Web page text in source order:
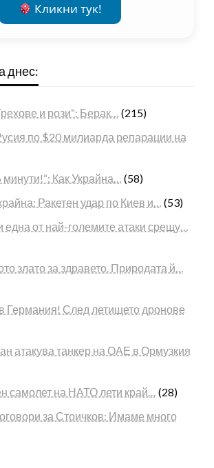
Кликни тук!
днес:
и рози“: Берак… (215)
по $20 милиарда репарации на
Как Украйна… (58)
Ракетен удар по Киев и… (53)
една от най-големите атаки срещу…
злато за здравето. Природата й…
Германия! След летището дронове
атакува танкер на ОАЕ в Ормузкия
самолет на НАТО лети край… (28)
за Стоичков: Имаме много